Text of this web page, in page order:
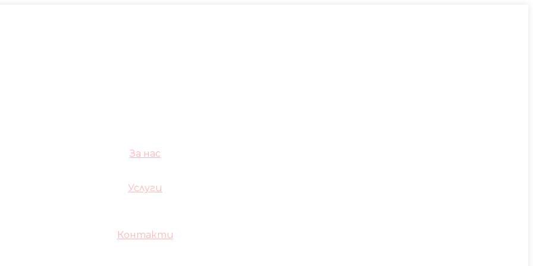
За нас
Услуги
Контакти